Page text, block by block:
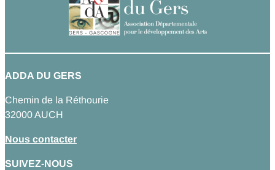
ADDA DU GERS
Chemin de la Réthourie
32000 AUCH
Nous contacter
SUIVEZ-NOUS